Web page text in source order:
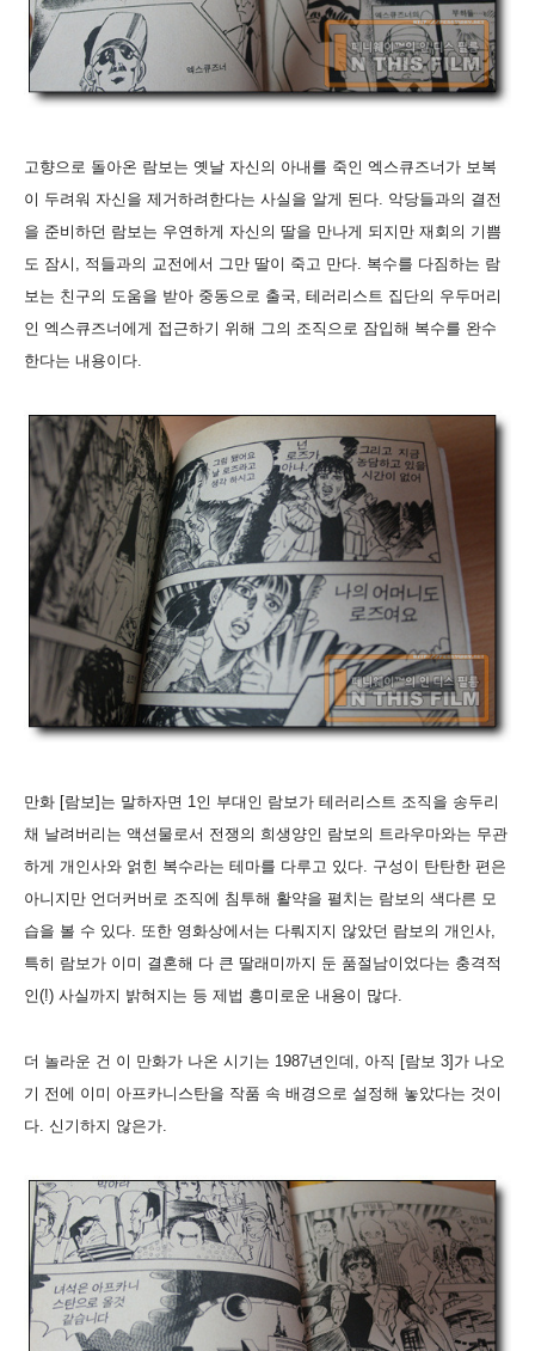
고향으로 돌아온 람보는 옛날 자신의 아내를 죽인 엑스큐즈너가 보복
이 두려워 자신을 제거하려한다는 사실을 알게 된다. 악당들과의 결전
을 준비하던 람보는 우연하게 자신의 딸을 만나게 되지만 재회의 기쁨
도 잠시, 적들과의 교전에서 그만 딸이 죽고 만다. 복수를 다짐하는 람
보는 친구의 도움을 받아 중동으로 출국, 테러리스트 집단의 우두머리
인 엑스큐즈너에게 접근하기 위해 그의 조직으로 잠입해 복수를 완수
한다는 내용이다.
만화 [람보]는 말하자면 1인 부대인 람보가 테러리스트 조직을 송두리
채 날려버리는 액션물로서 전쟁의 희생양인 람보의 트라우마와는 무관
하게 개인사와 얽힌 복수라는 테마를 다루고 있다. 구성이 탄탄한 편은
아니지만 언더커버로 조직에 침투해 활약을 펼치는 람보의 색다른 모
습을 볼 수 있다. 또한 영화상에서는 다뤄지지 않았던 람보의 개인사,
특히 람보가 이미 결혼해 다 큰 딸래미까지 둔 품절남이었다는 충격적
인(!) 사실까지 밝혀지는 등 제법 흥미로운 내용이 많다.
더 놀라운 건 이 만화가 나온 시기는 1987년인데, 아직 [람보 3]가 나오
기 전에 이미 아프카니스탄을 작품 속 배경으로 설정해 놓았다는 것이
다. 신기하지 않은가.